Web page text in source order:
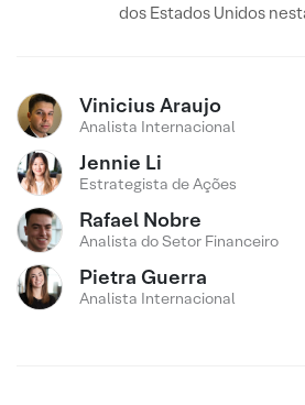
dos Estados Unidos
Vinicius Araujo
Analista Internacional
Jennie Li
Estrategista de Ações
Rafael Nobre
Analista do Setor Financeiro
Pietra Guerra
Analista Internacional